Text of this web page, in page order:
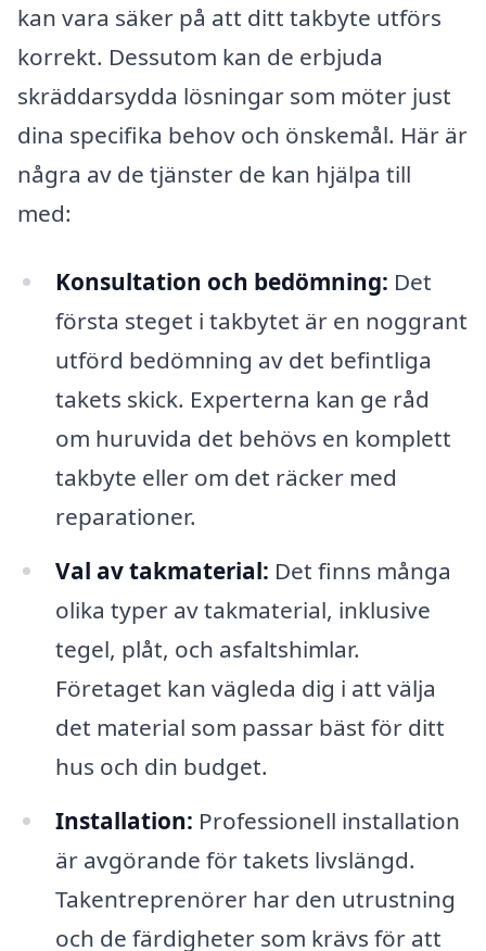
kan vara säker på att ditt takbyte utförs
korrekt. Dessutom kan de erbjuda
skräddarsydda lösningar som möter just
dina specifika behov och önskemål. Här är
några av de tjänster de kan hjälpa till
med:
Konsultation och bedömning: Det
första steget i takbytet är en noggrant
utförd bedömning av det befintliga
takets skick. Experterna kan ge råd
om huruvida det behövs en komplett
takbyte eller om det räcker med
reparationer.
Val av takmaterial: Det finns många
olika typer av takmaterial, inklusive
tegel, plåt, och asfaltshimlar.
Företaget kan vägleda dig i att välja
det material som passar bäst för ditt
hus och din budget.
Installation: Professionell installation
är avgörande för takets livslängd.
Takentreprenörer har den utrustning
och de färdigheter som krävs för att